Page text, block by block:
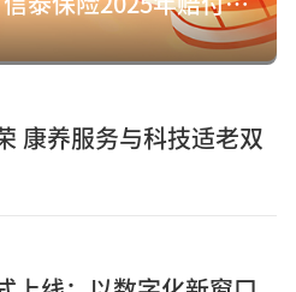
康养服务与科技适老双